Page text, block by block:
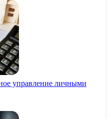
управление личными